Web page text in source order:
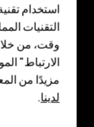
استخدام
التقنيات
وقت، من
الارتباط"
مزيدًا من
لدينا.